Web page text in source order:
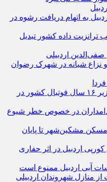
به اتهام دریافت رشوه در
ترانزیت داده کشور تبدیل
اردبیلی
شبانه در شهرک رضوان
برگزاری اردوی استعدادیابی زیر ۱۶ سال فوتبال کشور در
دامداران در خصوص خطر شیوع
ملی مسکن مشکین‌شهر تا پایان
اردبیل در اثر حفاری
آبی اردبیل ممنوع است
منازل شهروندان اردبیلی